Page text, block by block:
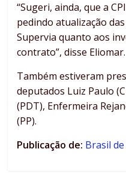
“Sugeri, ainda, que a
pedindo atualização
Supervia quanto aos
contrato”, disse Eliomar.
Também estiveram
deputados Luiz Paulo
(PDT), Enfermeira
(PP).
Publicação de: Brasil